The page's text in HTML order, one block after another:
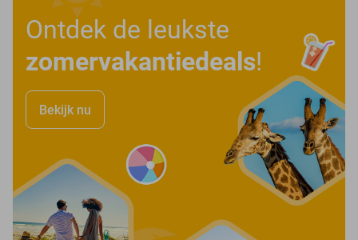
Ontdek de leukste
zomervakantiedeals!
Bekijk nu